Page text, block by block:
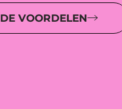
DE VOORDELEN